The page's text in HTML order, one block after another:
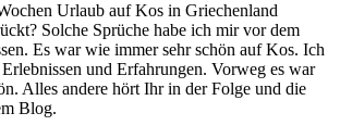
Urlaub auf Kos in Griechenland
Solche Sprüche habe ich mir vor dem
Es war wie immer sehr schön auf Kos. Ich
und Erfahrungen. Vorweg es war
Alles andere hört Ihr in der Folge und die
Blog.